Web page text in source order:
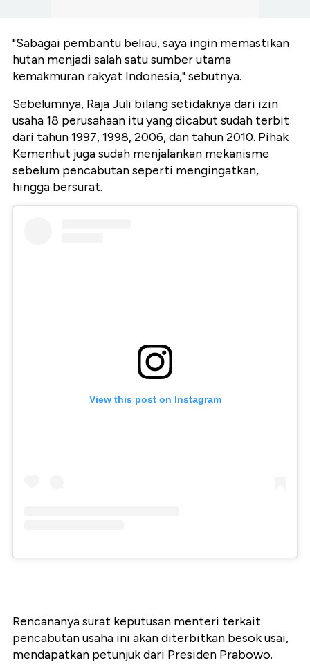
"Sabagai pembantu beliau, saya ingin memastikan
hutan menjadi salah satu sumber utama
kemakmuran rakyat Indonesia," sebutnya.
Sebelumnya, Raja Juli bilang setidaknya dari izin
usaha 18 perusahaan itu yang dicabut sudah terbit
dari tahun 1997, 1998, 2006, dan tahun 2010. Pihak
Kemenhut juga sudah menjalankan mekanisme
sebelum pencabutan seperti mengingatkan,
hingga bersurat.
View this post on Instagram
Rencananya surat keputusan menteri terkait
pencabutan usaha ini akan diterbitkan besok usai,
mendapatkan petunjuk dari Presiden Prabowo.